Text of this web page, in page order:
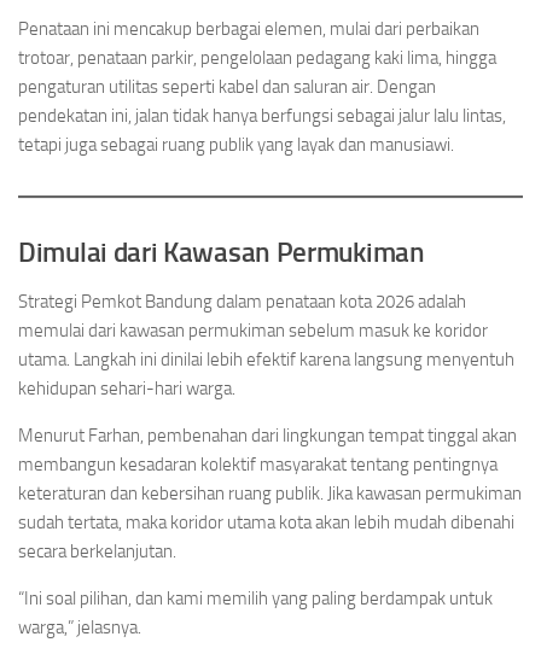
Penataan ini mencakup berbagai elemen, mulai dari perbaikan
trotoar, penataan parkir, pengelolaan pedagang kaki lima, hingga
pengaturan utilitas seperti kabel dan saluran air. Dengan
pendekatan ini, jalan tidak hanya berfungsi sebagai jalur lalu lintas,
tetapi juga sebagai ruang publik yang layak dan manusiawi.
Dimulai dari Kawasan Permukiman
Strategi Pemkot Bandung dalam penataan kota 2026 adalah
memulai dari kawasan permukiman sebelum masuk ke koridor
utama. Langkah ini dinilai lebih efektif karena langsung menyentuh
kehidupan sehari-hari warga.
Menurut Farhan, pembenahan dari lingkungan tempat tinggal akan
membangun kesadaran kolektif masyarakat tentang pentingnya
keteraturan dan kebersihan ruang publik. Jika kawasan permukiman
sudah tertata, maka koridor utama kota akan lebih mudah dibenahi
secara berkelanjutan.
“Ini soal pilihan, dan kami memilih yang paling berdampak untuk
warga,” jelasnya.